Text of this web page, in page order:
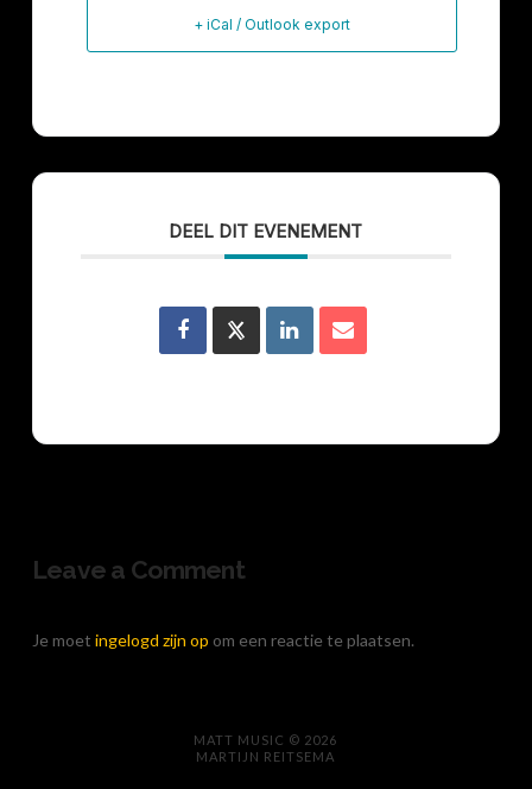
+ iCal / Outlook export
DEEL DIT EVENEMENT
Leave a Comment
Je moet ingelogd zijn op om een reactie te plaatsen.
MATT MUSIC © 2026
MARTIJN REITSEMA